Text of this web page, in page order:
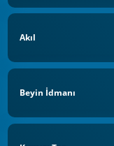
Akıl
Beyin İdmanı